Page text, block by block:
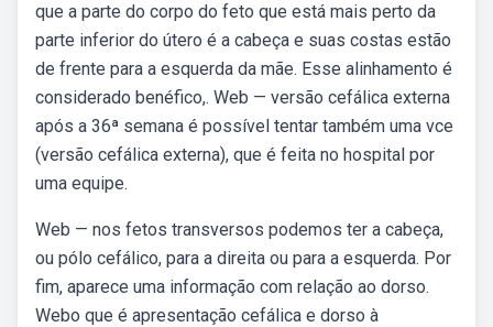
que a parte do corpo do feto que está mais perto da
parte inferior do útero é a cabeça e suas costas estão
de frente para a esquerda da mãe. Esse alinhamento é
considerado benéfico,. Web — versão cefálica externa
após a 36ª semana é possível tentar também uma vce
(versão cefálica externa), que é feita no hospital por
uma equipe.
Web — nos fetos transversos podemos ter a cabeça,
ou pólo cefálico, para a direita ou para a esquerda. Por
fim, aparece uma informação com relação ao dorso.
Webo que é apresentação cefálica e dorso à